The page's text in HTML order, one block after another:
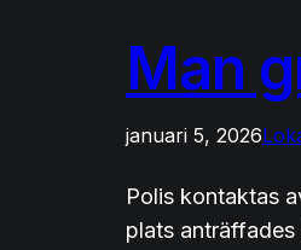
Man
januari 5, 2026
Polis kontaktas
plats